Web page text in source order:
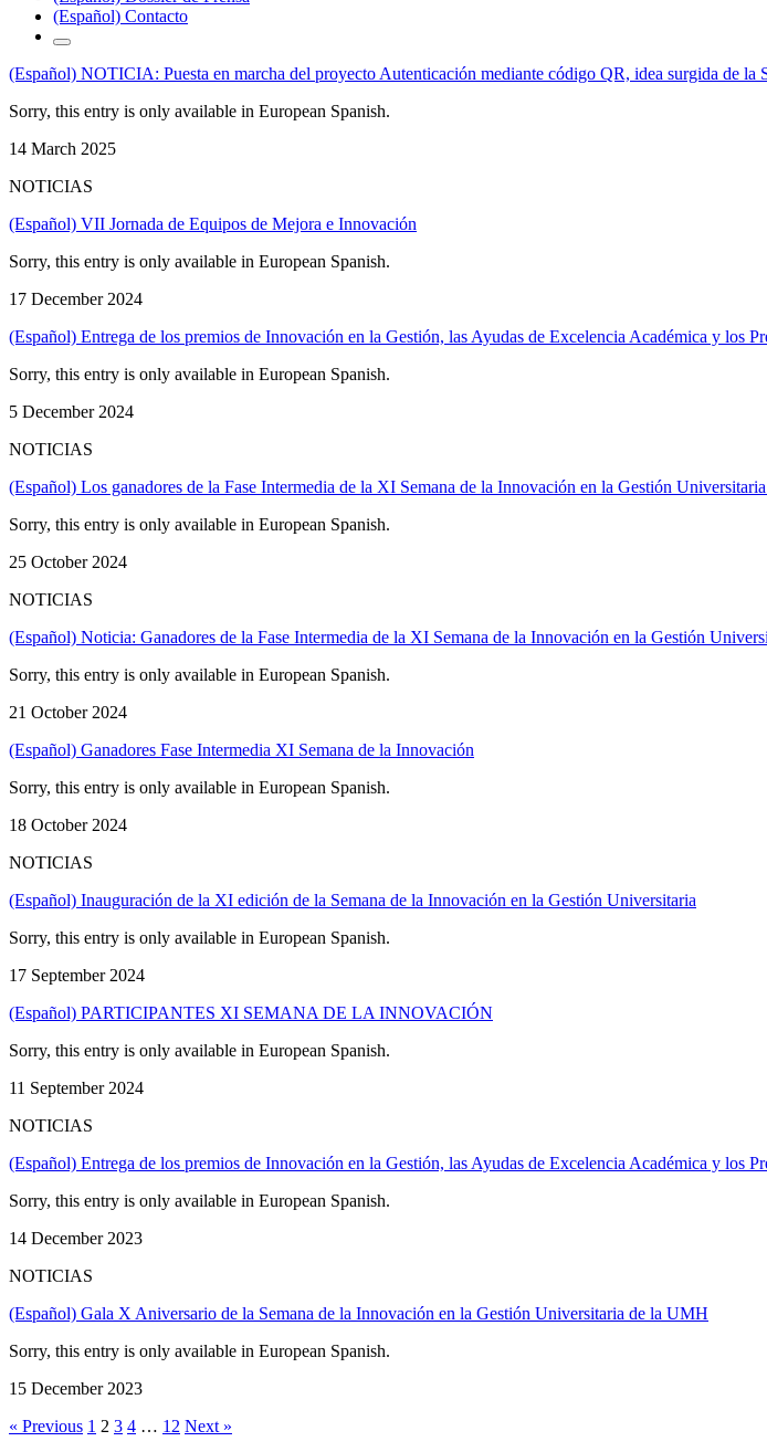
(Español) Contacto
(Español) NOTICIA: Puesta en marcha del proyecto Autenticación mediante código QR, idea surgida de la
Sorry, this entry is only available in European Spanish.
14 March 2025
NOTICIAS
(Español) VII Jornada de Equipos de Mejora e Innovación
Sorry, this entry is only available in European Spanish.
17 December 2024
(Español) Entrega de los premios de Innovación en la Gestión, las Ayudas de Excelencia Académica y los
Sorry, this entry is only available in European Spanish.
5 December 2024
NOTICIAS
(Español) Los ganadores de la Fase Intermedia de la XI Semana de la Innovación en la Gestión
Sorry, this entry is only available in European Spanish.
25 October 2024
NOTICIAS
(Español) Noticia: Ganadores de la Fase Intermedia de la XI Semana de la Innovación en la Gestión
Sorry, this entry is only available in European Spanish.
21 October 2024
(Español) Ganadores Fase Intermedia XI Semana de la Innovación
Sorry, this entry is only available in European Spanish.
18 October 2024
NOTICIAS
(Español) Inauguración de la XI edición de la Semana de la Innovación en la Gestión Universitaria
Sorry, this entry is only available in European Spanish.
17 September 2024
(Español) PARTICIPANTES XI SEMANA DE LA INNOVACIÓN
Sorry, this entry is only available in European Spanish.
11 September 2024
NOTICIAS
(Español) Entrega de los premios de Innovación en la Gestión, las Ayudas de Excelencia Académica y los
Sorry, this entry is only available in European Spanish.
14 December 2023
NOTICIAS
(Español) Gala X Aniversario de la Semana de la Innovación en la Gestión Universitaria de la UMH
Sorry, this entry is only available in European Spanish.
15 December 2023
« Previous 1 2 3 4 … 12 Next »